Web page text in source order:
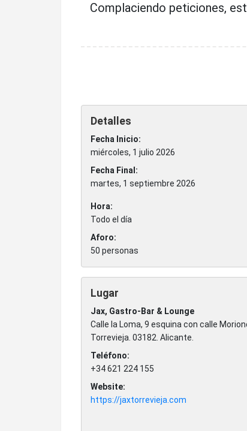
Complaciendo peticiones,
Detalles
Fecha Inicio:
miércoles, 1 julio 2026
Fecha Final:
martes, 1 septiembre 2026
Hora:
Todo el día
Aforo:
50 personas
Lugar
Jax, Gastro-Bar & Lounge
Calle la Loma, 9 esquina con calle
Torrevieja 03182 Alicante
Teléfono:
+34 621 224 155
Website:
https://jaxtorrevieja.com